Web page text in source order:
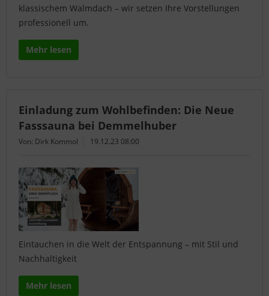
klassischem Walmdach – wir setzen Ihre Vorstellungen
professionell um.
Mehr lesen
Einladung zum Wohlbefinden: Die Neue
Fasssauna bei Demmelhuber
Von: Dirk Kommol 19.12.23 08:00
Eintauchen in die Welt der Entspannung – mit Stil und
Nachhaltigkeit
Mehr lesen